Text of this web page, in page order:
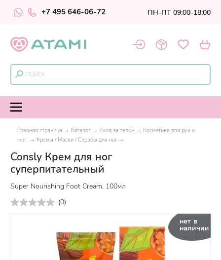
+7 495 646-06-72 ПН-ПТ 09:00-18:00
Главная страница Каталог Уход за телом
Косметика для рук и
ног
Кремы / Маски / Скрабы для ног
Consly Крем для ног
суперпитательный
Super Nourishing Foot Cream, 100мл
(0)
нет в
наличии